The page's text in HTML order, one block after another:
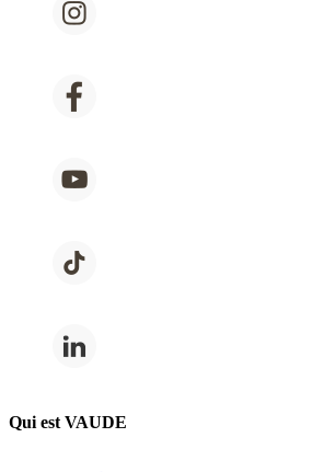
Qui est VAUDE